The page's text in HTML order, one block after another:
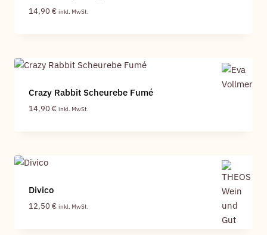
14,90 € inkl. MwSt.
Crazy Rabbit Scheurebe Fumé
14,90 € inkl. MwSt.
Divico
12,50 € inkl. MwSt.